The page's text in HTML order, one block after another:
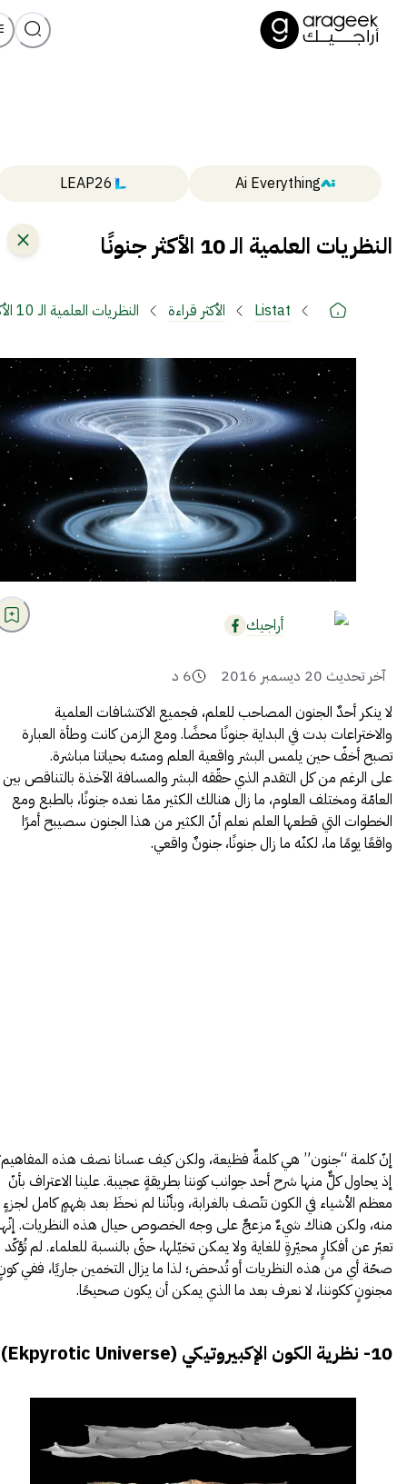
Ai Everything
LEAP26
النظريات العلمية الـ 10 الأكثر جنونًا
Listat الأكثر قراءة النظريات العلمية الـ 10 الأكثر جنونًا
أراجيك
آخر تحديث 20 ديسمبر 2016 6 د
لا ينكر أحدٌ الجنون المصاحب للعلم، فجميع الاكتشافات العلمية
والاختراعات بدت في البداية جنونًا محضًا. ومع الزمن كانت وطأة العبارة
تصبح أخفّ حين يلمس البشر واقعية العلم ومسّه بحياتنا مباشرة.
على الرغم من كل التقدم الذي حقّقه البشر والمسافة الآخذة بالتناقص بين
العامّة ومختلف العلوم، ما زال هنالك الكثير ممّا نعده جنونًا، بالطبع ومع
الخطوات التي قطعها العلم نعلم أنّ الكثير من هذا الجنون سصيبح أمرًا
واقعًا يومًا ما، لكنّه ما زال جنونًا، جنونٌ واقعي.
إنّ كلمة “جنون” هي كلمةٌ فظيعة، ولكن كيف عسانا نصف هذه
إذ يحاول كلٌّ منها شرح أحد جوانب كوننا بطريقةٍ عجيبة. علينا الاعتراف بأنّ
معظم الأشياء في الكون تتّصف بالغرابة، وبأنّنا لم نحظَ بعد بفهمٍ كامل لجزءٍ
منه، ولكن هناك شيءٌ مزعجٌ على وجه الخصوص حيال هذه النظريات.
تعبّر عن أفكارٍ محيّرةٍ للغاية ولا يمكن تخيّلها، حتّى بالنسبة للعلماء. لم تُؤكّد
صحّة أي من هذه النظريات أو تُدحض؛ لذا ما يزال التخمين جاريًا، ففي
مجنونٍ ككوننا، لا نعرف بعد ما الذي يمكن أن يكون صحيحًا.
10- نظرية الكون الإكبيروتيكي (Ekpyrotic Universe)